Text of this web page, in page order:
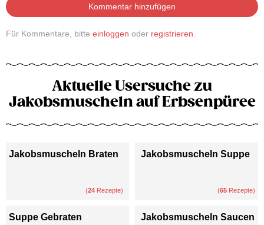
Kommentar hinzufügen
Für Kommentare, bitte einloggen oder registrieren
Aktuelle Usersuche zu
Jakobsmuscheln auf Erbsenpüree
Jakobsmuscheln Braten
(24 Rezepte)
Jakobsmuscheln Suppe
(65 Rezepte)
Suppe Gebraten Jakobsmuscheln Saucen